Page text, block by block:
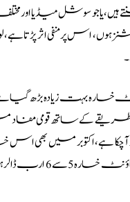
ہیں، یا جو سوشل میڈیا اور
ہوں، اس پر منفی
خسارہ بہت زیادہ بڑھ
کے ساتھ قومی مفاد